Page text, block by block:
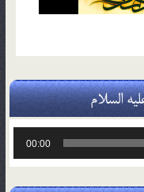
السلام
00:00